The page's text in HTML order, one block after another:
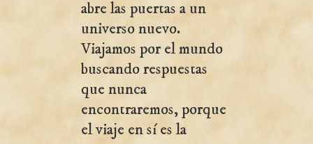
abre las puertas a un
universo nuevo.
Viajamos por el mundo
buscando respuestas
que nunca
encontraremos, porque
el viaje en sí es la